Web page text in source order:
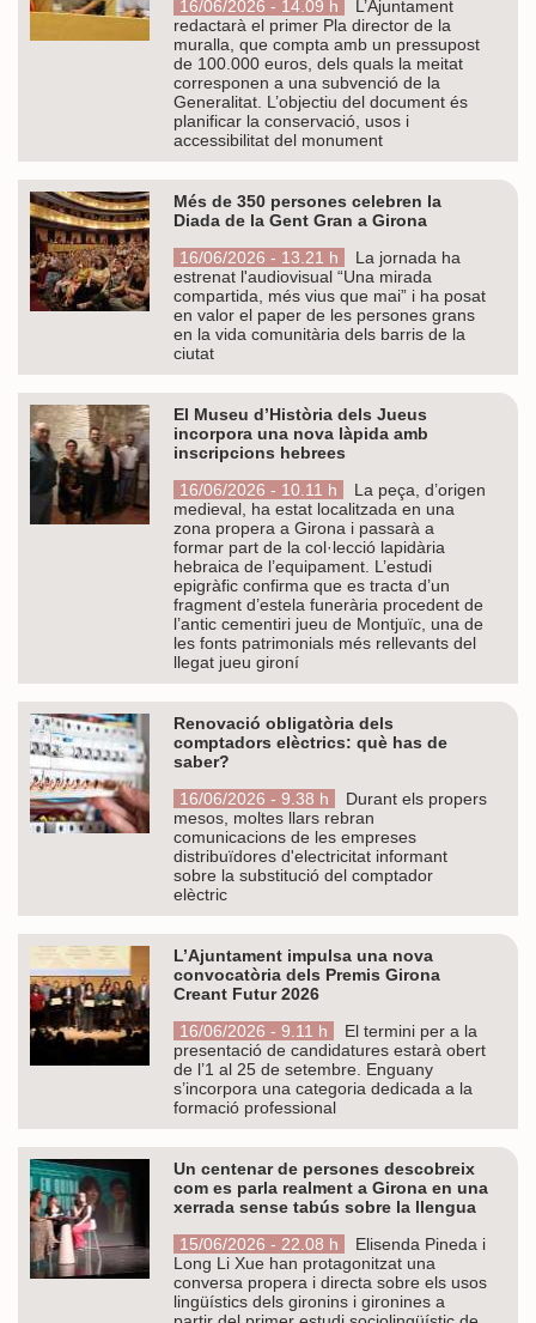
16/06/2026 - 14.09 h
L’Ajuntament
redactarà el primer Pla director de la
muralla, que compta amb un pressupost
de 100.000 euros, dels quals la meitat
corresponen a una subvenció de la
Generalitat. L’objectiu del document és
planificar la conservació, usos i
accessibilitat del monument
Més de 350 persones celebren la
Diada de la Gent Gran a Girona
16/06/2026 - 13.21 h
La jornada ha
estrenat l'audiovisual “Una mirada
compartida, més vius que mai” i ha posat
en valor el paper de les persones grans
en la vida comunitària dels barris de la
ciutat
El Museu d’Història dels Jueus
incorpora una nova làpida amb
inscripcions hebrees
16/06/2026 - 10.11 h
La peça, d’origen
medieval, ha estat localitzada en una
zona propera a Girona i passarà a
formar part de la col·lecció lapidària
hebraica de l’equipament. L’estudi
epigràfic confirma que es tracta d’un
fragment d’estela funerària procedent de
l’antic cementiri jueu de Montjuïc, una de
les fonts patrimonials més rellevants del
llegat jueu gironí
Renovació obligatòria dels
comptadors elèctrics: què has de
saber?
16/06/2026 - 9.38 h
Durant els propers
mesos, moltes llars rebran
comunicacions de les empreses
distribuïdores d'electricitat informant
sobre la substitució del comptador
elèctric
L’Ajuntament impulsa una nova
convocatòria dels Premis Girona
Creant Futur 2026
16/06/2026 - 9.11 h
El termini per a la
presentació de candidatures estarà obert
de l’1 al 25 de setembre. Enguany
s’incorpora una categoria dedicada a la
formació professional
Un centenar de persones descobreix
com es parla realment a Girona en una
xerrada sense tabús sobre la llengua
15/06/2026 - 22.08 h
Elisenda Pineda i
Long Li Xue han protagonitzat una
conversa propera i directa sobre els usos
lingüístics dels gironins i gironines a